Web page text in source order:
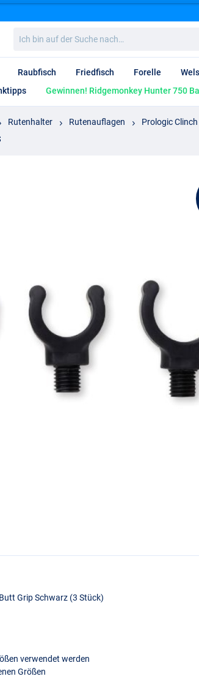
bin
auf
Suche
nach…
Raubfisch Friedfisch Forelle Wels
Gewinnen! Ridgemonkey Hunter 750
Rutenhalter Rutenauflagen
Prologic
Grip Schwarz (3 Stück)
verwendet werden
Größen